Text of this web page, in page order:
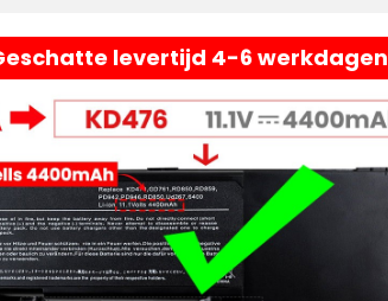
levertijd 4-6 werkdagen